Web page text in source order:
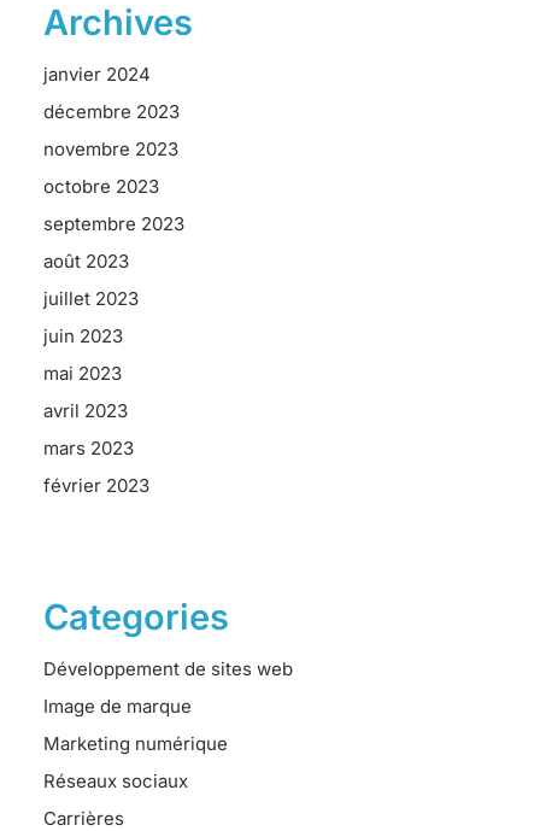
Archives
janvier 2024
décembre 2023
novembre 2023
octobre 2023
septembre 2023
août 2023
juillet 2023
juin 2023
mai 2023
avril 2023
mars 2023
février 2023
Categories
Développement de sites web
Image de marque
Marketing numérique
Réseaux sociaux
Carrières